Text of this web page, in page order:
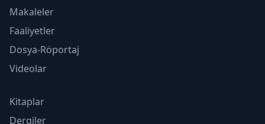
Makaleler
Faaliyetler
Dosya-Röportaj
Videolar
Kitaplar
Dergiler